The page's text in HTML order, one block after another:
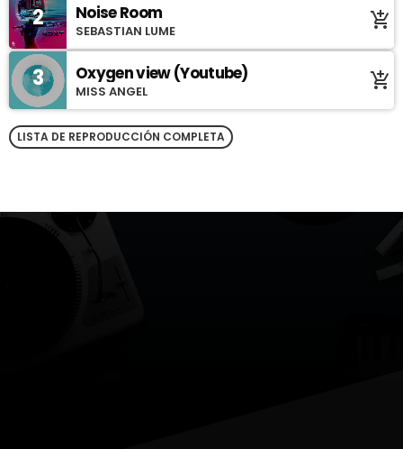
2 Noise Room
SEBASTIAN LUME add_shopping_cart
3 Oxygen view (Youtube)
MISS ANGEL add_shopping_cart
LISTA DE REPRODUCCIÓN COMPLETA